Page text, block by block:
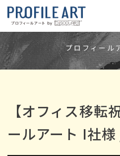
プロフィール
【オフィス移転
ールアート I社